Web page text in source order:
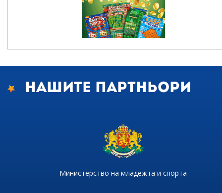
Нашите партньори
Министерство на младежта и спорта